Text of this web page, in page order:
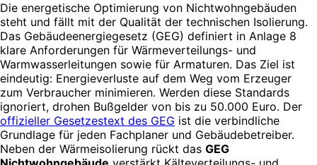
Die energetische Optimierung von Nichtwohngebäuden
steht und fällt mit der Qualität der technischen Isolierung.
Das Gebäudeenergiegesetz (GEG) definiert in Anlage 8
klare Anforderungen für Wärmeverteilungs- und
Warmwasserleitungen sowie für Armaturen. Das Ziel ist
eindeutig: Energieverluste auf dem Weg vom Erzeuger
zum Verbraucher minimieren. Werden diese Standards
ignoriert, drohen Bußgelder von bis zu 50.000 Euro. Der
offizieller Gesetzestext des GEG ist die verbindliche
Grundlage für jeden Fachplaner und Gebäudebetreiber.
Neben der Wärmeisolierung rückt das GEG